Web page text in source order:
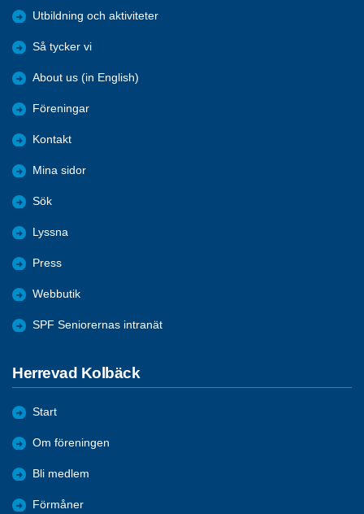
Utbildning och aktiviteter
Så tycker vi
About us (in English)
Föreningar
Kontakt
Mina sidor
Sök
Lyssna
Press
Webbutik
SPF Seniorernas intranät
Herrevad Kolbäck
Start
Om föreningen
Bli medlem
Förmåner